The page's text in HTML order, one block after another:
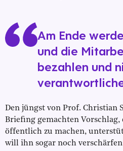
Am Ende
und die
bezahlen und
Den jüngst von Prof. Christian
Briefing gemachten
öffentlich zu machen,
will ihn sogar noch